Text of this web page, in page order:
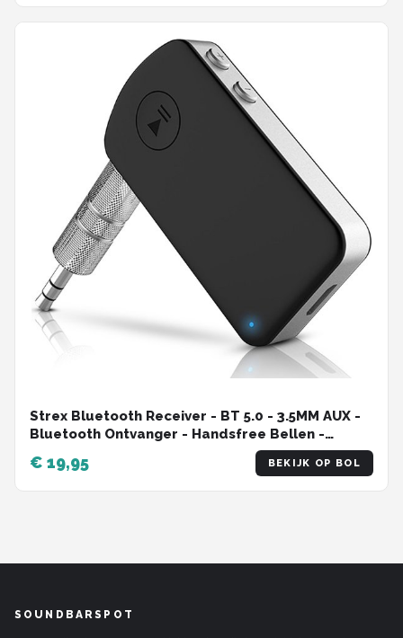
Strex Bluetooth Receiver - BT 5.0 - 3.5MM AUX -
Bluetooth Ontvanger - Handsfree Bellen -
Bluetooth Audio Receiver - Bluetooth Auto via
AUX
€ 19,95 BEKIJK OP BOL
SOUNDBARSPOT